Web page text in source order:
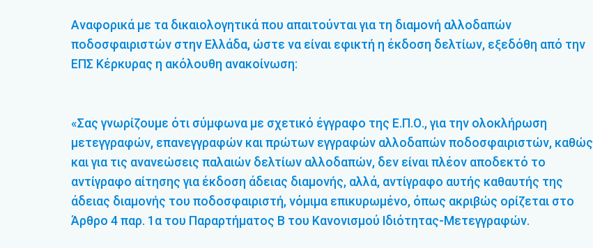
Αναφορικά με τα δικαιολογητικά που απαιτούνται για τη διαμονή αλλοδαπών
ποδοσφαιριστών στην Ελλάδα, ώστε να είναι εφικτή η έκδοση δελτίων, εξεδόθη από την
ΕΠΣ Κέρκυρας η ακόλουθη ανακοίνωση:
«Σας γνωρίζουμε ότι σύμφωνα με σχετικό έγγραφο της Ε.Π.Ο., για την ολοκλήρωση
μετεγγραφών, επανεγγραφών και πρώτων εγγραφών αλλοδαπών ποδοσφαιριστών, καθώς
και για τις ανανεώσεις παλαιών δελτίων αλλοδαπών, δεν είναι πλέον αποδεκτό το
αντίγραφο αίτησης για έκδοση άδειας διαμονής, αλλά, αντίγραφο αυτής καθαυτής της
άδειας διαμονής του ποδοσφαιριστή, νόμιμα επικυρωμένο, όπως ακριβώς ορίζεται στο
Άρθρο 4 παρ. 1α του Παραρτήματος Β του Κανονισμού Ιδιότητας-Μετεγγραφών.